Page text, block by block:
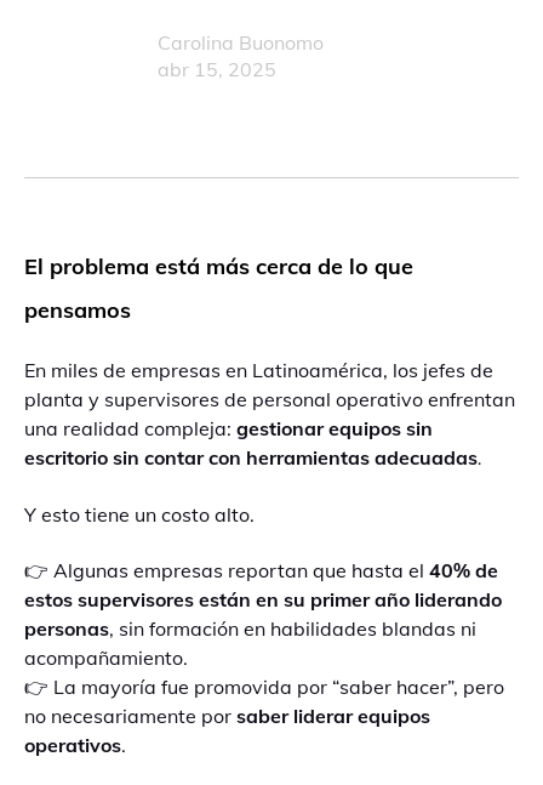
Carolina Buonomo
abr 15, 2025
El problema está más cerca de lo que
pensamos
En miles de empresas en Latinoamérica, los jefes de
planta y supervisores de personal operativo enfrentan
una realidad compleja: gestionar equipos sin
escritorio sin contar con herramientas adecuadas.
Y esto tiene un costo alto.
👉 Algunas empresas reportan que hasta el 40% de
estos supervisores están en su primer año liderando
personas, sin formación en habilidades blandas ni
acompañamiento.
👉 La mayoría fue promovida por “saber hacer”, pero
no necesariamente por saber liderar equipos
operativos.